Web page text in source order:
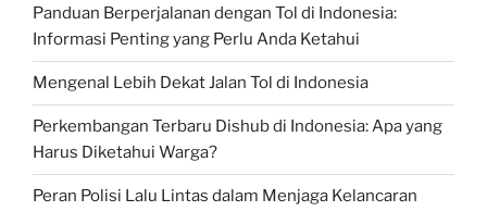
Panduan Berperjalanan dengan Tol di Indonesia:
Informasi Penting yang Perlu Anda Ketahui
Mengenal Lebih Dekat Jalan Tol di Indonesia
Perkembangan Terbaru Dishub di Indonesia: Apa yang
Harus Diketahui Warga?
Peran Polisi Lalu Lintas dalam Menjaga Kelancaran